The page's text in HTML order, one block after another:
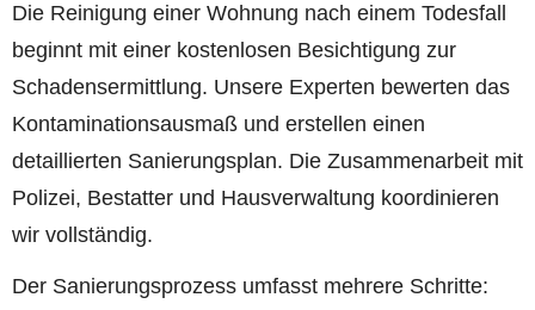
Die Reinigung einer Wohnung nach einem Todesfall
beginnt mit einer kostenlosen Besichtigung zur
Schadensermittlung. Unsere Experten bewerten das
Kontaminationsausmaß und erstellen einen
detaillierten Sanierungsplan. Die Zusammenarbeit mit
Polizei, Bestatter und Hausverwaltung koordinieren
wir vollständig.
Der Sanierungsprozess umfasst mehrere Schritte: